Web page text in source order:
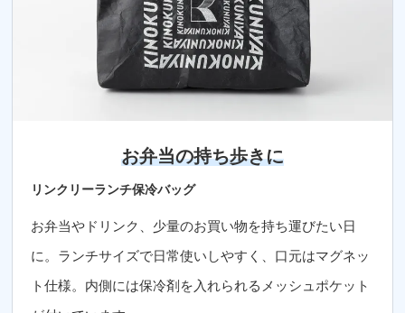
お弁当の持ち歩きに
リンクリーランチ保冷バッグ
お弁当やドリンク、少量のお買い物を持ち運びたい日
に。ランチサイズで日常使いしやすく、口元はマグネッ
ト仕様。内側には保冷剤を入れられるメッシュポケット